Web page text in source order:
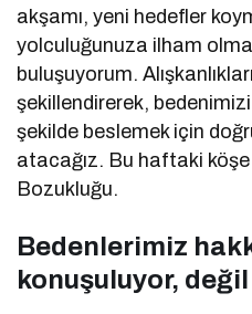
akşamı, yeni hedefler
yolculuğunuza ilham
buluşuyorum.
şekillendirerek,
şekilde beslemek için
atacağız. Bu haftaki
Bozukluğu.
Bedenlerimiz
konuşuluyor,